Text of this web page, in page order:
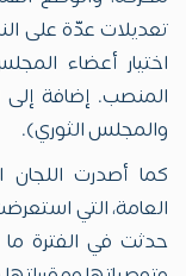
تعديلات عدّة على
اختيار أعضاء
المنصب. إضافة إلى
والمجلس الثوري).
كما أصدرت اللجان
العامة، التي
حدثت في الفترة ما